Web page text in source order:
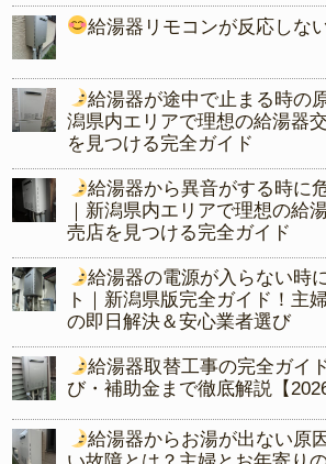
給湯器リモコンが反応しな
給湯器が途中で止まる時の
潟県内エリアで理想の給湯器
を見つける完全ガイド
給湯器から異音がする時に
｜新潟県内エリアで理想の給
売店を見つける完全ガイド
給湯器の電源が入らない時
ト｜新潟県版完全ガイド！主
の即日解決＆安心業者選び
給湯器取替工事の完全ガイ
び・補助金まで徹底解説【
給湯器からお湯が出ない原